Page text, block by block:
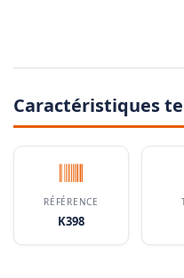
Caractéristiques
RÉFÉRENCE
K398